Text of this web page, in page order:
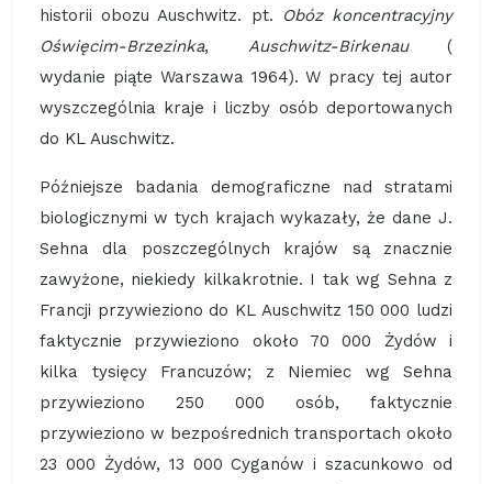
historii obozu Auschwitz. pt.
Obóz koncentracyjny
Oświęcim-Brzezinka, Auschwitz-Birkenau(
wydanie piąte Warszawa 1964). W pracy tej autor
wyszczególnia kraje i liczby osób deportowanych
do KL Auschwitz.
Późniejsze badania demograficzne nad stratami
biologicznymi w tych krajach wykazały, że dane J.
Sehna dla poszczególnych krajów są znacznie
zawyżone, niekiedy kilkakrotnie. I tak wg Sehna z
Francji przywieziono do KL Auschwitz 150 000 ludzi
faktycznie przywieziono około 70 000 Żydów i
kilka tysięcy Francuzów; z Niemiec wg Sehna
przywieziono 250 000 osób, faktycznie
przywieziono w bezpośrednich transportach około
23 000 Żydów, 13 000 Cyganów i szacunkowo od